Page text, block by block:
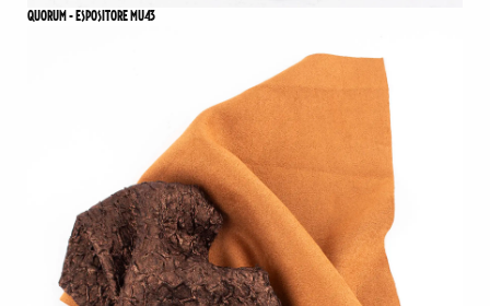
QUORUM - ESPOSITORE MU43